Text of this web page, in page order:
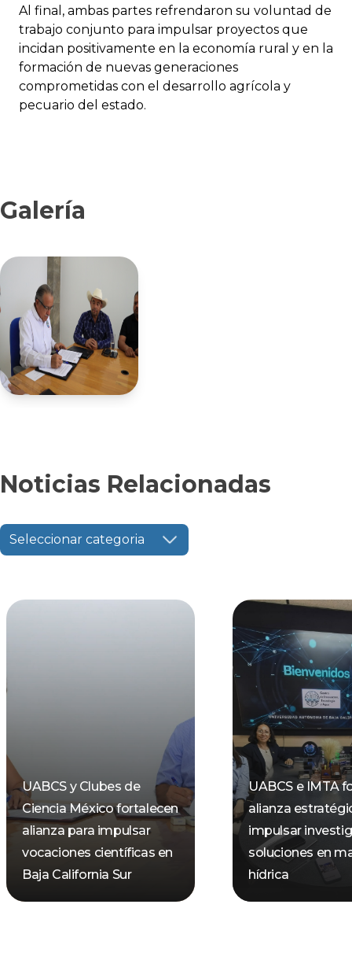
Al final, ambas partes refrendaron su voluntad de
trabajo conjunto para impulsar proyectos que
incidan positivamente en la economía rural y en la
formación de nuevas generaciones
comprometidas con el desarrollo agrícola y
pecuario del estado.
Galería
Noticias Relacionadas
Seleccionar categoria
UABCS y Clubes de
Ciencia México fortalecen
alianza para impulsar
vocaciones científicas en
Baja California Sur
UABCS e IMTA
alianza
impulsar
soluciones en
hídrica